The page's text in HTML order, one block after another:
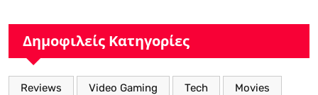
Δημοφιλείς Κατηγορίες
Reviews Video Gaming Tech Movies